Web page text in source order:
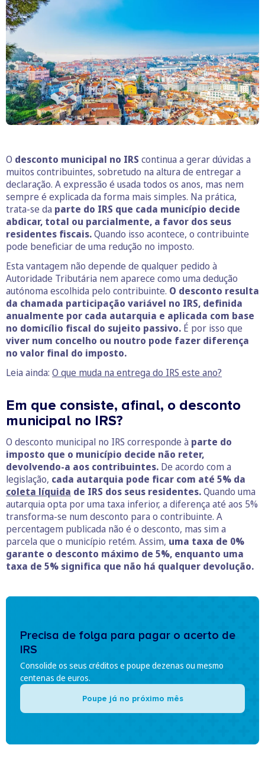
O desconto municipal no IRS continua a gerar dúvidas a
muitos contribuintes, sobretudo na altura de entregar a
declaração. A expressão é usada todos os anos, mas nem
sempre é explicada da forma mais simples. Na prática,
trata-se da parte do IRS que cada município decide
abdicar, total ou parcialmente, a favor dos seus
residentes fiscais.Quando isso acontece, o contribuinte
pode beneficiar de uma redução no imposto.
Esta vantagem não depende de qualquer pedido à
Autoridade Tributária nem aparece como uma dedução
autónoma escolhida pelo contribuinte. O desconto resulta
da chamada participação variável no IRS, definida
anualmente por cada autarquia e aplicada com base
no domicílio fiscal do sujeito passivo. É por isso que
viver num concelho ou noutro pode fazer diferença
no valor final do imposto.
Leia ainda: O que muda na entrega do IRS este ano?
Em que consiste, afinal, o desconto
municipal no IRS?
O desconto municipal no IRS corresponde à parte do
imposto que o município decide não reter,
devolvendo-a aos contribuintes. De acordo com a
legislação, cada autarquia pode ficar com até 5% da
coleta líquida de IRS dos seus residentes.Quando uma
autarquia opta por uma taxa inferior, a diferença até aos 5%
transforma-se num desconto para o contribuinte. A
percentagem publicada não é o desconto, mas sim a
parcela que o município retém. Assim, uma taxa de 0%
garante o desconto máximo de 5%, enquanto uma
taxa de 5% significa que não há qualquer devolução.
Precisa de folga para pagar o acerto de
IRS
Consolide os seus créditos e poupe dezenas ou mesmo
centenas de euros.
Poupe já no próximo mês